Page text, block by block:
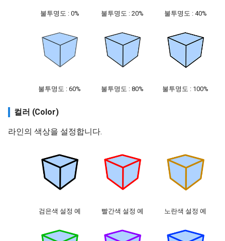
불투명도 : 0% 불투명도 : 20% 불투명도 : 40%
불투명도 : 60% 불투명도 : 80% 불투명도 : 100%
컬러 (Color)
라인의 색상을 설정합니다.
검은색 설정 예 빨간색 설정 예 노란색 설정 예